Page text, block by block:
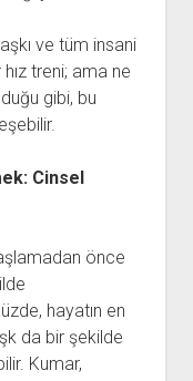
ve tüm insani
treni; ama ne
gibi, bu
Cinsel
önce
hayatın en
da bir şekilde
Kumar,